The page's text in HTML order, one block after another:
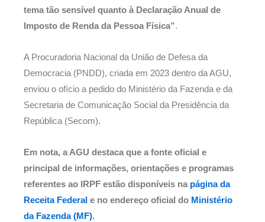
tema tão sensível quanto à Declaração Anual de
Imposto de Renda da Pessoa Física”.
A Procuradoria Nacional da União de Defesa da
Democracia (PNDD), criada em 2023 dentro da AGU,
enviou o ofício a pedido do Ministério da Fazenda e da
Secretaria de Comunicação Social da Presidência da
República (Secom).
Em nota, a AGU destaca que a fonte oficial e
principal de informações, orientações e programas
referentes ao IRPF estão disponíveis na página da
Receita Federal e no endereço oficial do Ministério
da Fazenda (MF).